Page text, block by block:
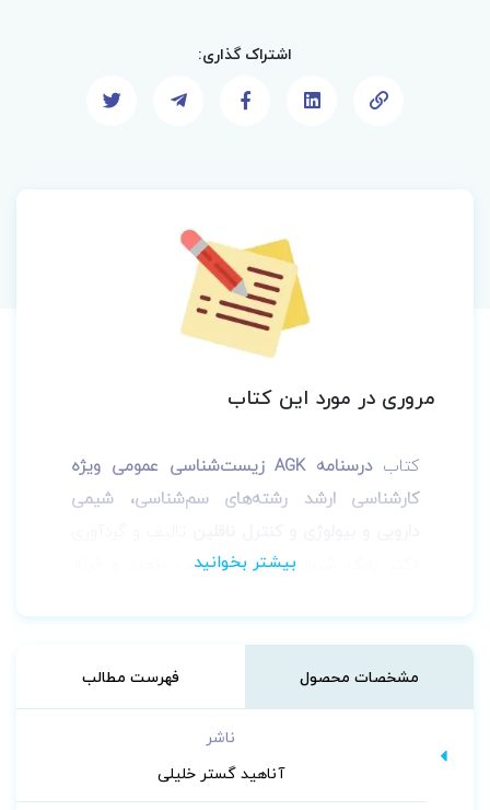
اشتراک گذاری:
مروری در مورد این کتاب
کتاب
درسنامه AGK زیست‌شناسی عمومی ویژه
کارشناسی ارشد رشته‌های سم‌شناسی، شیمی
دکتر بابک شیراوند، پریناز عباسی رنجبر و فرناز
برخی از ویژگی‌های بسته های آموزشی:
منطبق با معتبرترین و به روزترین منابع
گردآوری و تألیف توسط مجرب ترین اساتید
کنکور
مشخصات محصول فهرست مطالب
ناشر
آناهید گستر خلیلی